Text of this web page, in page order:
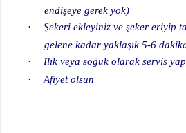
endişeye gerek yok)
·
Şekeri ekleyiniz ve şeker eriyip
gelene kadar yaklaşık 5-6
·
Ilık veya soğuk olarak servis
·
Afiyet olsun